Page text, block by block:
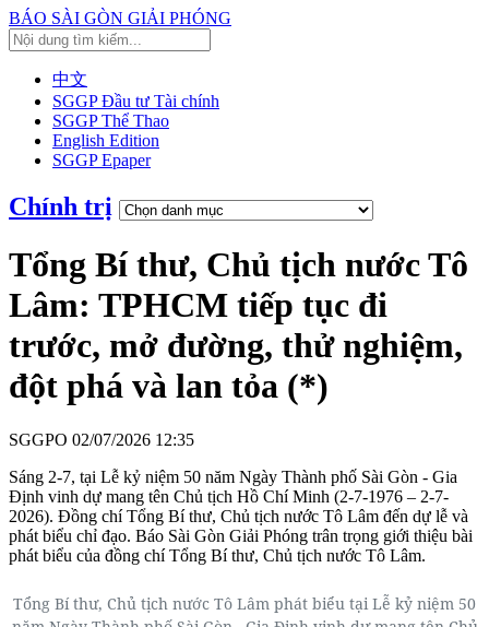
BÁO SÀI GÒN GIẢI PHÓNG
中文
SGGP Đầu tư Tài chính
SGGP Thể Thao
English Edition
SGGP Epaper
Chính trị
Tổng Bí thư, Chủ tịch nước Tô
Lâm: TPHCM tiếp tục đi
trước, mở đường, thử nghiệm,
đột phá và lan tỏa (*)
SGGPO 02/07/2026 12:35
Sáng 2-7, tại Lễ kỷ niệm 50 năm Ngày Thành phố Sài Gòn - Gia
Định vinh dự mang tên Chủ tịch Hồ Chí Minh (2-7-1976 – 2-7-
2026). Đồng chí Tổng Bí thư, Chủ tịch nước Tô Lâm đến dự lễ và
phát biểu chỉ đạo. Báo Sài Gòn Giải Phóng trân trọng giới thiệu bài
phát biểu của đồng chí Tổng Bí thư, Chủ tịch nước Tô Lâm.
Tổng Bí thư, Chủ tịch nước Tô Lâm phát biểu tại Lễ kỷ niệm 50